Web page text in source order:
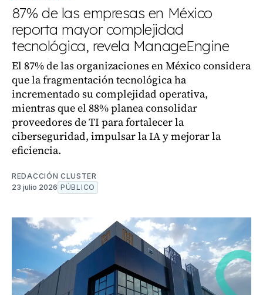
87% de las empresas en México
reporta mayor complejidad
tecnológica, revela ManageEngine
El 87% de las organizaciones en México considera
que la fragmentación tecnológica ha
incrementado su complejidad operativa,
mientras que el 88% planea consolidar
proveedores de TI para fortalecer la
ciberseguridad, impulsar la IA y mejorar la
eficiencia.
REDACCIÓN CLUSTER
23 julio 2026 PÚBLICO